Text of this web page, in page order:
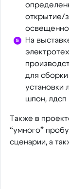
открытие/
На
для
установки
шпон, лдсп
Также в
“умного”
сценарии, а